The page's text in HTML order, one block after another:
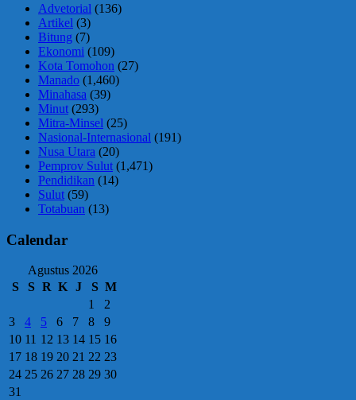
Advetorial (136)
Artikel (3)
Bitung (7)
Ekonomi (109)
Kota Tomohon (27)
Manado (1,460)
Minahasa (39)
Minut (293)
Mitra-Minsel (25)
Nasional-Internasional (191)
Nusa Utara (20)
Pemprov Sulut (1,471)
Pendidikan (14)
Sulut (59)
Totabuan (13)
Calendar
Agustus 2026
S
S R K J S M
1
2
3
4 5 6 7 8
9
10 11 12 13 14 15 16
17 18 19 20 21 22 23
24 25 26 27 28 29 30
31